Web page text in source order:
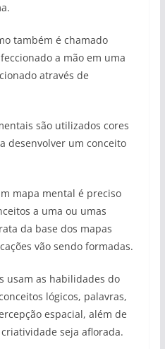
também é chamado
a mão em uma
através de
são utilizados cores
desenvolver um conceito
mapa mental é preciso
a uma ou umas
da base dos mapas
vão sendo formadas.
usam as habilidades do
lógicos, palavras,
espacial, além de
seja aflorada.